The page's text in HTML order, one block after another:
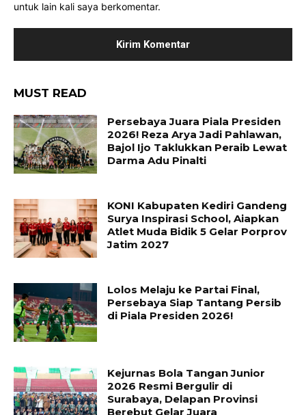
untuk lain kali saya berkomentar.
MUST READ
Persebaya Juara Piala Presiden
2026! Reza Arya Jadi Pahlawan,
Bajol Ijo Taklukkan Peraib Lewat
Darma Adu Pinalti
KONI Kabupaten Kediri Gandeng
Surya Inspirasi School, Aiapkan
Atlet Muda Bidik 5 Gelar Porprov
Jatim 2027
Lolos Melaju ke Partai Final,
Persebaya Siap Tantang Persib
di Piala Presiden 2026!
Kejurnas Bola Tangan Junior
2026 Resmi Bergulir di
Surabaya, Delapan Provinsi
Berebut Gelar Juara